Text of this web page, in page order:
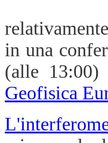
in una
(alle
Geofisica